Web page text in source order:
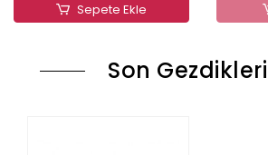
Sepete Ekle
Son